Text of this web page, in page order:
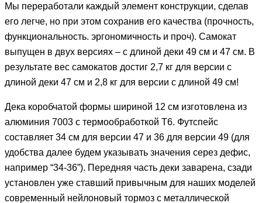
Мы переработали каждый элемент конструкции, сделав
его легче, но при этом сохранив его качества (прочность,
функциональность. эргономичность и проч). Самокат
выпущен в двух версиях – с длиной деки 49 см и 47 см. В
результате вес самокатов достиг 2,7 кг для версии с
длиной деки 47 см и 2,8 кг для версии с длиной 49 см!
Дека коробчатой формы шириной 12 см изготовлена из
алюминия 7003 с термообработкой Т6. Футспейс
составляет 34 см для версии 47 и 36 для версии 49 (для
удобства далее будем указывать значения серез дефис,
например “34-36”). Передняя часть деки заварена, сзади
установлен уже ставший привычным для наших моделей
современный нейлоновый тормоз с металлической